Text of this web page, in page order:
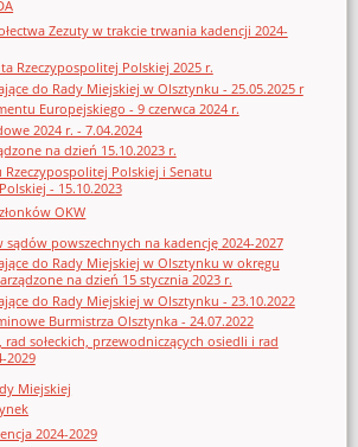
Zezuty w trakcie trwania kadencji 2024-
Rzeczypospolitej Polskiej 2025 r.
do Rady Miejskiej w Olsztynku - 25.05.2025 r
Europejskiego - 9 czerwca 2024 r.
2024 r. - 7.04.2024
na dzień 15.10.2023 r.
Polskiej i Senatu
- 15.10.2023
OKW
sądów powszechnych na kadencję 2024-2027
do Rady Miejskiej w Olsztynku w okręgu
na dzień 15 stycznia 2023 r.
do Rady Miejskiej w Olsztynku - 23.10.2022
Burmistrza Olsztynka - 24.07.2022
rad sołeckich, przewodniczących osiedli i rad
2029
Miejskiej
2024-2029